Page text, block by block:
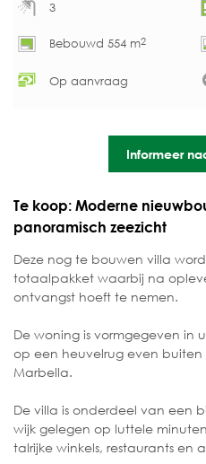
3
Bebouwd 554 m2
Op aanvraag
Informeer
Te koop: Moderne
panoramisch zeezicht
Deze nog te bouwen villa
totaalpakket waarbij na
ontvangst hoeft te nemen.
De woning is vormgegeven in
op een heuvelrug even
Marbella.
De villa is onderdeel van een
wijk gelegen op luttele
talrijke winkels, restaurants en